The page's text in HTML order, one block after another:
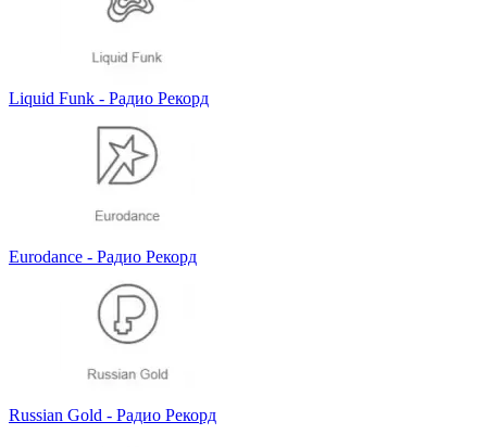
Liquid Funk - Радио Рекорд
Eurodance - Радио Рекорд
Russian Gold - Радио Рекорд